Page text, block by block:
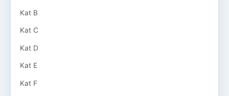
Kat B
Kat C
Kat D
Kat E
Kat F